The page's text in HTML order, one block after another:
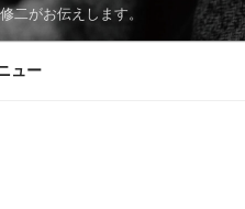
二がお伝えします。
ュー